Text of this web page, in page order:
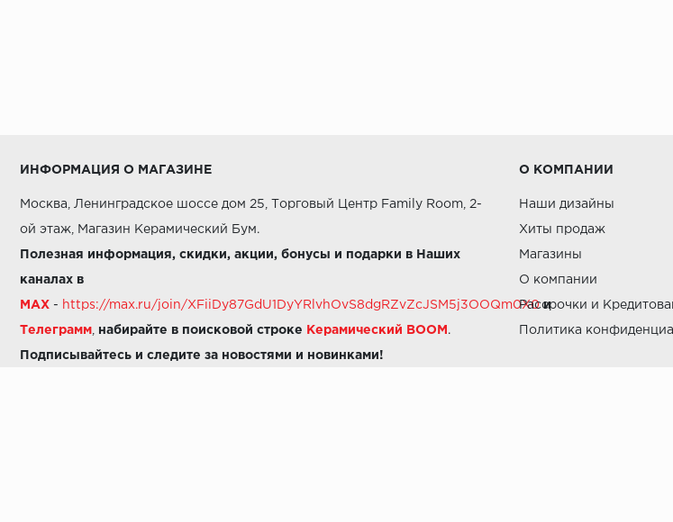
ИНФОРМАЦИЯ О МАГАЗИНЕ
Москва, Ленинградское шоссе дом 25, Торговый Центр Family Room, 2-
ой этаж, Магазин Керамический Бум.
Полезная информация, скидки, акции, бонусы и подарки в Наших
каналах в
MAX - https://max.ru/join/XFiiDy87GdU1DyYRlvhOvS8dgRZvZcJSM5j3OOQm0X0 и
Телеграмм набирайте в поисковой строке Керамический BOOM .
Подписывайтесь и следите за новостями и новинками!
О КОМПАНИИ
Наши дизайны
Хиты продаж
Магазины
О компании
Рассрочки и
Политика